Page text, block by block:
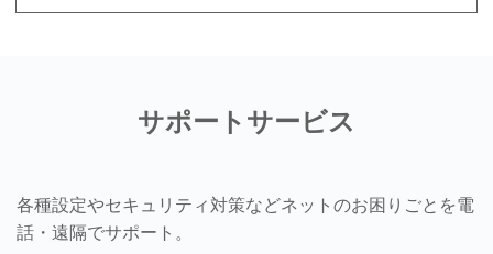
サポートサービス
各種設定やセキュリティ対策などネットのお困りごとを電
話・遠隔でサポート。